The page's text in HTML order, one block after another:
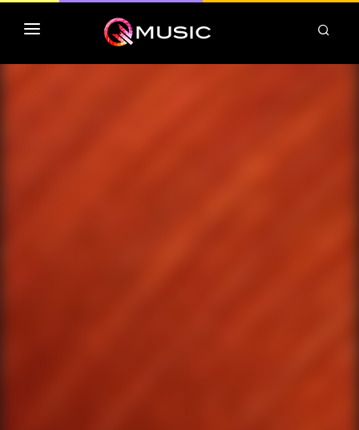
TOP MP3 ITUNES